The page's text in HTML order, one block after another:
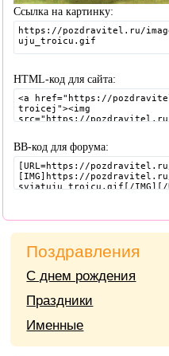
Ссылка на картинку:
HTML-код для сайта:
BB-код для форума:
Поздравления
С днем рождения
Праздники
Именные